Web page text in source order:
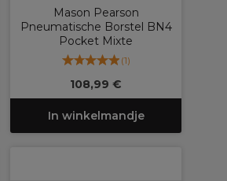
Mason Pearson
Pneumatische Borstel BN4
Pocket Mixte
(1)
108,99 €
In winkelmandje